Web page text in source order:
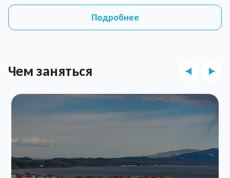
Подробнее
Чем заняться